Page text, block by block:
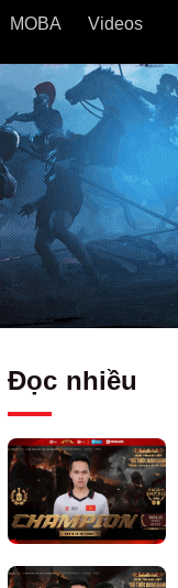
MOBA Videos
Đọc nhiều